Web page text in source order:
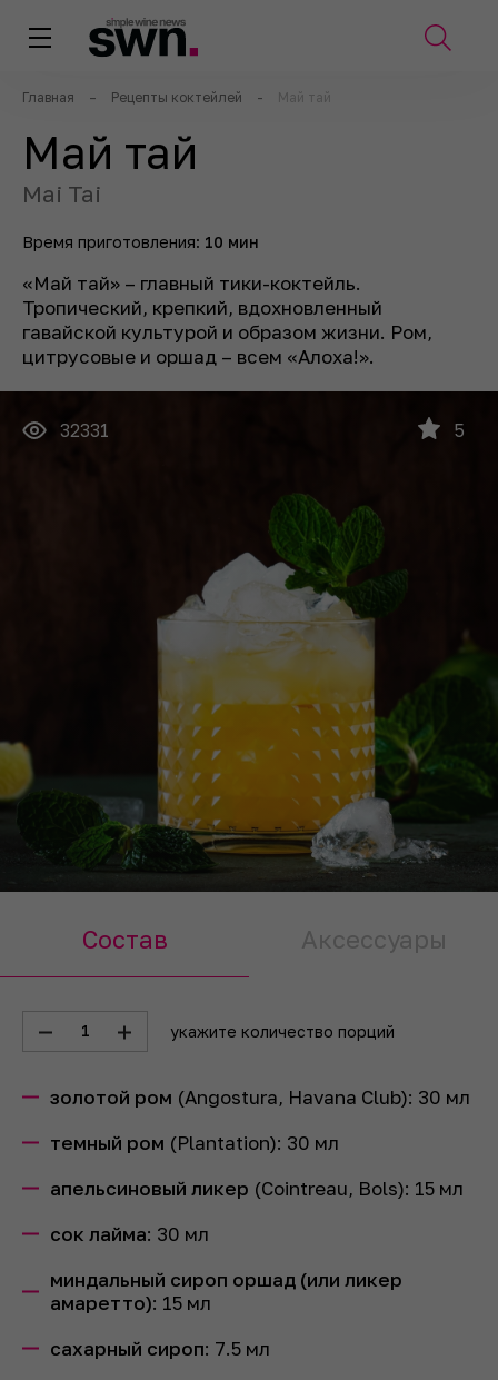
Главная – Рецепты коктейлей - Май тай
Май тай
Mai Tai
32331 5
«Май тай» – главный тики-коктейль.
Тропический, крепкий, вдохновленный
гавайской культурой и образом жизни. Ром,
цитрусовые и оршад – всем «Алоха!».
Время приготовления: 10 мин
Состав Аксессуары
1 укажите количество порций
золотой ром (Angostura, Havana Club): 30 мл
темный ром (Plantation): 30 мл
апельсиновый ликер (Cointreau, Bols): 15 мл
сок лайма: 30 мл
миндальный сироп оршад (или ликер
амаретто): 15 мл
сахарный сироп: 7.5 мл